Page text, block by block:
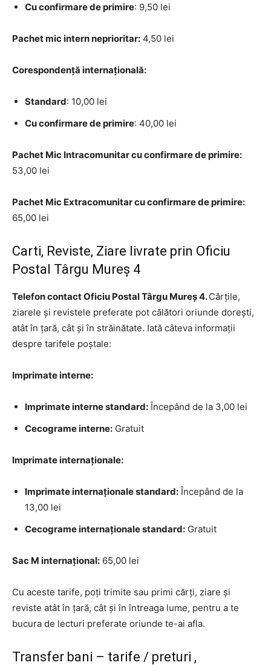
Cu confirmare de primire: 9,50 lei
Pachet mic intern neprioritar: 4,50 lei
Corespondență internațională:
Standard: 10,00 lei
Cu confirmare de primire: 40,00 lei
Pachet Mic Intracomunitar cu confirmare de primire:
53,00 lei
Pachet Mic Extracomunitar cu confirmare de primire:
65,00 lei
Carti, Reviste, Ziare livrate prin Oficiu
Postal Târgu Mureş 4
Telefon contact Oficiu Postal Târgu Mureş 4.Cărțile,
ziarele și revistele preferate pot călători oriunde dorești,
atât în țară, cât și în străinătate. Iată câteva informații
despre tarifele poștale:
Imprimate interne:
Imprimate interne standard: Începând de la 3,00 lei
Cecograme interne: Gratuit
Imprimate internaționale:
Imprimate internaționale standard: Începând de la
13,00 lei
Cecograme internaționale standard: Gratuit
Sac M internațional: 65,00 lei
Cu aceste tarife, poți trimite sau primi cărți, ziare și
reviste atât în țară, cât și în întreaga lume, pentru a te
bucura de lecturi preferate oriunde te-ai afla.
Transfer bani – tarife / preturi ,